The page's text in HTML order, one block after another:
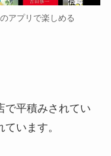
アプリで楽しめる
で平積みされてい
います。